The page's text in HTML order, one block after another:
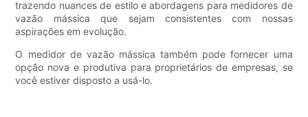
trazendo nuances de estilo e abordagens para medidores de
vazão mássica que sejam consistentes com nossas
aspirações em evolução.
O medidor de vazão mássica também pode fornecer uma
opção nova e produtiva para proprietários de empresas, se
você estiver disposto a usá-lo.